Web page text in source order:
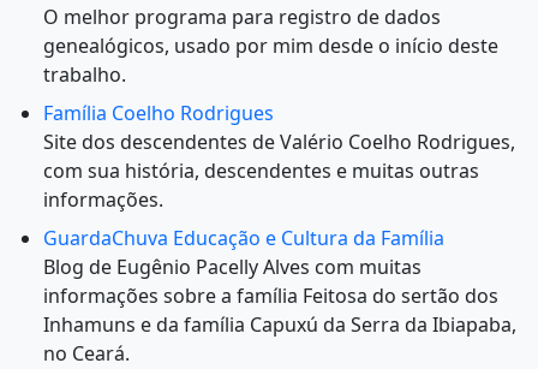
O melhor programa para registro de dados
genealógicos, usado por mim desde o início deste
trabalho.
Família Coelho Rodrigues
Site dos descendentes de Valério Coelho Rodrigues,
com sua história, descendentes e muitas outras
informações.
GuardaChuva Educação e Cultura da Família
Blog de Eugênio Pacelly Alves com muitas
informações sobre a família Feitosa do sertão dos
Inhamuns e da família Capuxú da Serra da Ibiapaba,
no Ceará.